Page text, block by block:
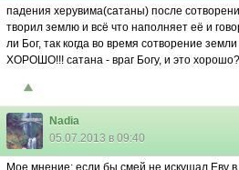
падения херувима(сатаны) после
творил землю и всё что наполняет её и
ли Бог, так когда во время сотворение
ХОРОШО!!! сатана - враг Богу, и это
Nadia
05.07.2013 в 09:40
Мое мнение: eсли бы смей не искушал Еву в